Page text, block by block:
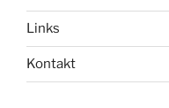
Links
Kontakt